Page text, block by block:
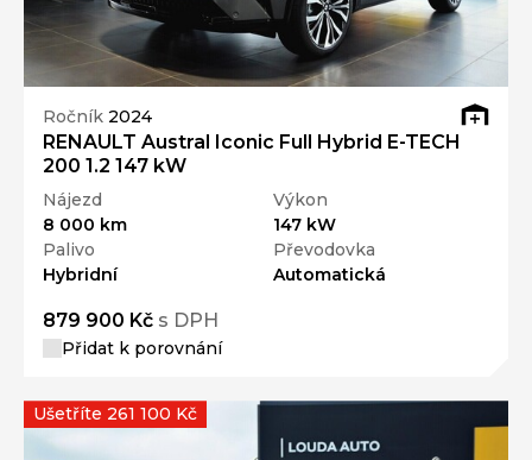
Ročník 2024
RENAULT Austral Iconic Full Hybrid E-TECH
200 1.2 147 kW
Nájezd
8 000 km
Výkon
147 kW
Palivo
Hybridní
Převodovka
Automatická
879 900 Kč s DPH
Přidat k porovnání
Ušetříte 261 100 Kč